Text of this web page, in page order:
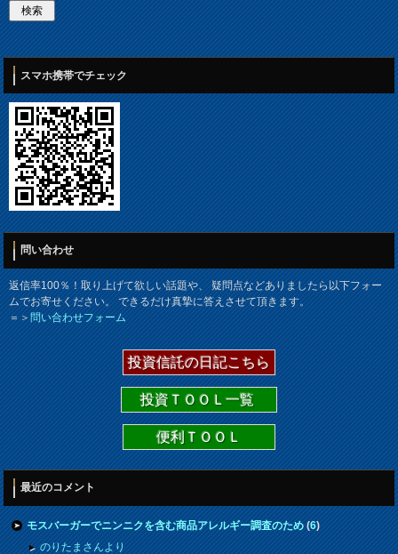
スマホ携帯でチェック
問い合わせ
返信率100％！取り上げて欲しい話題や、 疑問点などありましたら以下フォー
ムでお寄せください。 できるだけ真摯に答えさせて頂きます。
＝＞問い合わせフォーム
投資信託の日記こちら
投資ＴＯＯＬ一覧
便利ＴＯＯＬ
最近のコメント
モスバーガーでニンニクを含む商品アレルギー調査のため(6)
のりたまさんより